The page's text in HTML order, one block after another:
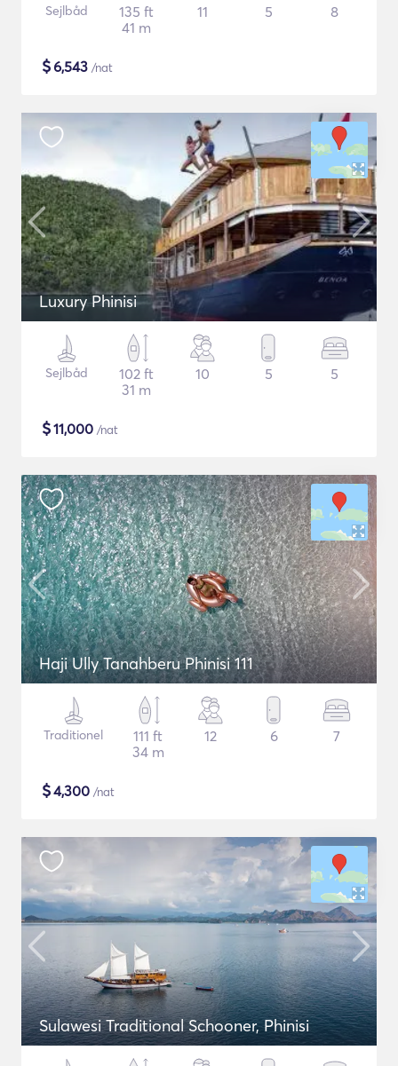
Sejlbåd
135 ft
41 m
11 5 8
$6,543 /nat
Luxury Phinisi
Sejlbåd
102 ft
31 m
10 5 5
$11,000 /nat
Haji Ully Tanahberu Phinisi 111
Traditionel
111 ft
34 m
12 6 7
$4,300 /nat
Sulawesi Traditional Schooner, Phinisi